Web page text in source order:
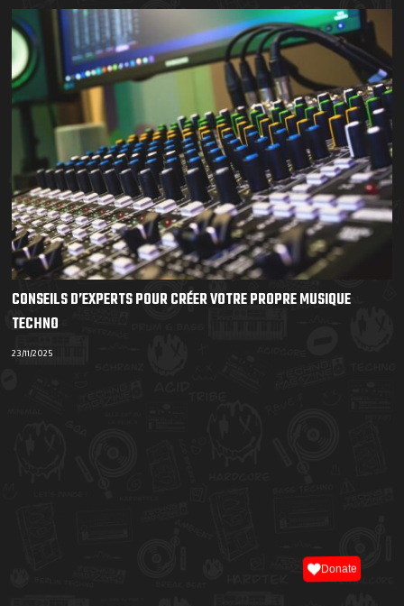
CONSEILS D’EXPERTS POUR CRÉER VOTRE PROPRE MUSIQUE
TECHNO
23/11/2025
Donate